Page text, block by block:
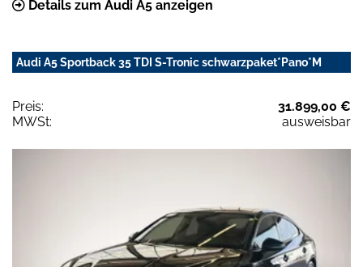
Details zum Audi A5 anzeigen
Audi A5 Sportback 35 TDI S-Tronic schwarzpaket*Pano*M
Preis:
31.899,00 €
MWSt:
ausweisbar